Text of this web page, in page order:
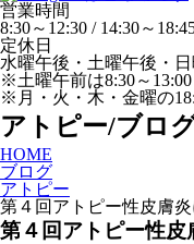
営業時間
8:30～12:30 / 14:30～
定休日
水曜午後・土曜午後・日
※土曜午前は8:30～13:00
※月・火・木・金曜の
アトピー/ブロ
HOME
ブログ
アトピー
第４回アトピー性皮膚
第４回アトピー性皮